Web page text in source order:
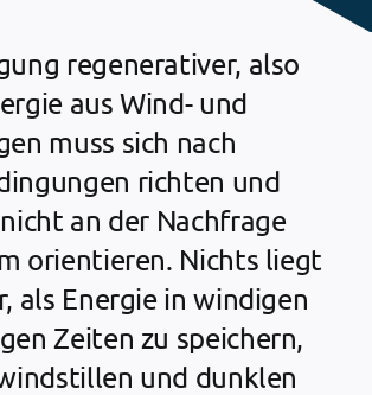
regenerativer, also
aus Wind- und
muss sich nach
richten und
an der Nachfrage
orientieren. Nichts liegt
als Energie in windigen
Zeiten zu speichern,
und dunklen